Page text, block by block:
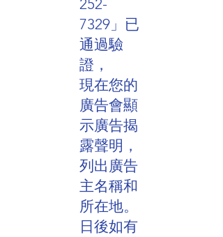
252-
7329」已
通過驗
證，
現在您的
廣告會顯
示廣告揭
露聲明，
列出廣告
主名稱和
所在地。
日後如有